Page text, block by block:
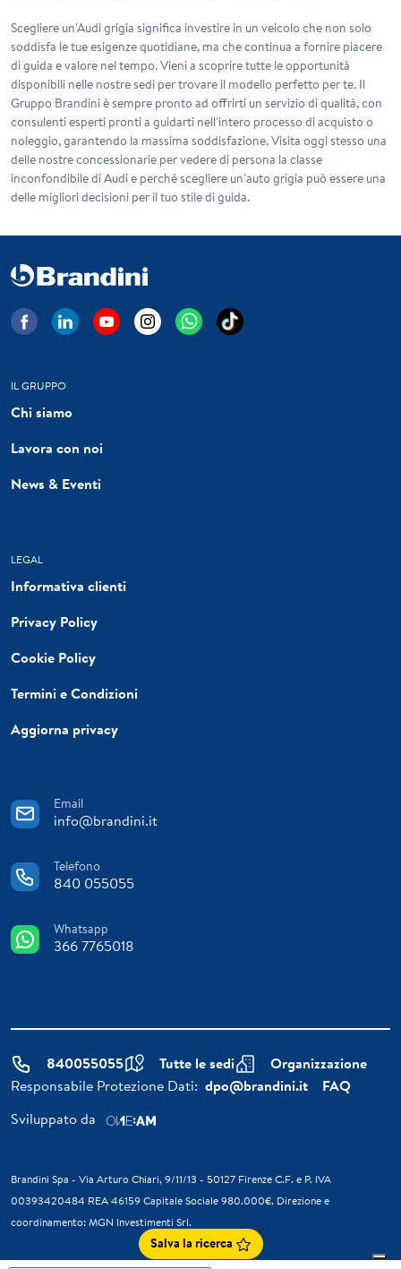
Scegliere un'Audi grigia significa investire in un veicolo che non solo
soddisfa le tue esigenze quotidiane, ma che continua a fornire piacere
di guida e valore nel tempo. Vieni a scoprire tutte le opportunità
disponibili nelle nostre sedi per trovare il modello perfetto per te. Il
Gruppo Brandini è sempre pronto ad offrirti un servizio di qualità, con
consulenti esperti pronti a guidarti nell'intero processo di acquisto o
noleggio, garantendo la massima soddisfazione. Visita oggi stesso una
delle nostre concessionarie per vedere di persona la classe
inconfondibile di Audi e perché scegliere un'auto grigia può essere una
delle migliori decisioni per il tuo stile di guida.
IL GRUPPO
Chi siamo
Lavora con noi
News & Eventi
LEGAL
Informativa clienti
Privacy Policy
Cookie Policy
Termini e Condizioni
Aggiorna privacy
Email
info@brandini.it
Telefono
840 055055
Whatsapp
366 7765018
840055055 Tutte le sedi
Organizzazione
Responsabile Protezione Dati: dpo@brandini.it
FAQ
Sviluppato da
Brandini Spa - Via Arturo Chiari, 9/11/13 - 50127 Firenze C.F. e P. IVA
00393420484 REA 46159 Capitale Sociale 980.000€. Direzione e
coordinamento: MGN Investimenti Srl.
Salva la ricerca